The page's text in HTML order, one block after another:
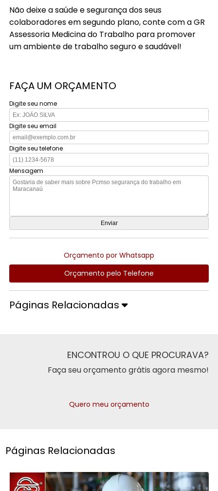
Não deixe a saúde e segurança dos seus
colaboradores em segundo plano, conte com a GR
Assessoria Medicina do Trabalho para promover
um ambiente de trabalho seguro e saudável!
FAÇA UM ORÇAMENTO
Digite seu nome
Digite seu email
Digite seu telefone
Mensagem
Orçamento por Whatsapp
Orçamento pelo Telefone
Páginas Relacionadas
ENCONTROU O QUE PROCURAVA?
Faça seu orçamento grátis agora mesmo!
Quero meu orçamento
Páginas Relacionadas